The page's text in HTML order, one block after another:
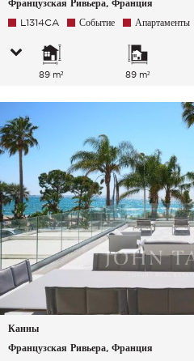
Французская Ривьера, Франция
L1314CA Событие Апартаменты
89 m² 89 m²
Канны
Французская Ривьера, Франция